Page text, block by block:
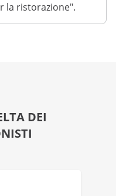
la ristorazione".
DEI